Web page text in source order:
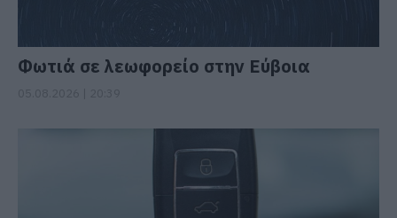
Φωτιά σε λεωφορείο στην Εύβοια